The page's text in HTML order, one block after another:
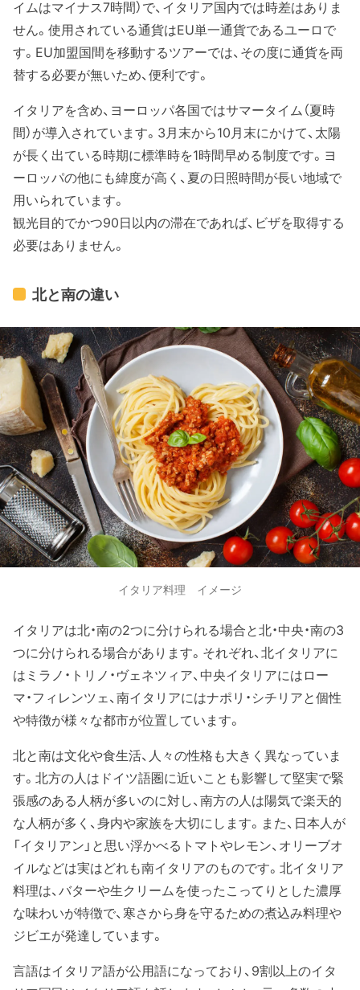
イムはマイナス7時間）で、イタリア国内では時差はありま
せん。使用されている通貨はEU単一通貨であるユーロで
す。EU加盟国間を移動するツアーでは、その度に通貨を両
替する必要が無いため、便利です。
イタリアを含め、ヨーロッパ各国ではサマータイム（夏時
間）が導入されています。3月末から10月末にかけて、太陽
が長く出ている時期に標準時を1時間早める制度です。ヨ
ーロッパの他にも緯度が高く、夏の日照時間が長い地域で
用いられています。
観光目的でかつ90日以内の滞在であれば、ビザを取得する
必要はありません。
北と南の違い
イタリア料理 イメージ
イタリアは北・南の2つに分けられる場合と北・中央・南の3
つに分けられる場合があります。それぞれ、北イタリアに
はミラノ・トリノ・ヴェネツィア、中央イタリアにはロー
マ・フィレンツェ、南イタリアにはナポリ・シチリアと個性
や特徴が様々な都市が位置しています。
北と南は文化や食生活、人々の性格も大きく異なっていま
す。北方の人はドイツ語圏に近いことも影響して堅実で緊
張感のある人柄が多いのに対し、南方の人は陽気で楽天的
な人柄が多く、身内や家族を大切にします。また、日本人が
「イタリアン」と思い浮かべるトマトやレモン、オリーブオ
イルなどは実はどれも南イタリアのものです。北イタリア
料理は、バターや生クリームを使ったこってりとした濃厚
な味わいが特徴で、寒さから身を守るための煮込み料理や
ジビエが発達しています。
言語はイタリア語が公用語になっており、9割以上のイタ